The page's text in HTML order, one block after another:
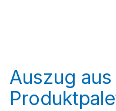
Auszug